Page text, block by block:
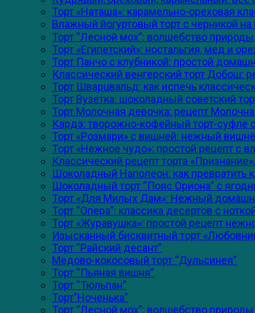
Торт «Наташа»: карамельно-ореховая
Влажный йогуртовый торт с черникой на
Торт “Лесной мох”: волшебство
Торт «Египетский»: ностальгия, мед и
Торт Панчо с клубникой: простой
Классический венгерский торт
Торт Шварцвальд: как испечь
Торт Вузетка: шоколадный советский
Торт Молочная девочка: рецепт
Кардэ: творожно-кофейный торт-суфле
Торт «Розмари» с вишней: нежный
Торт «Нежное чудо»: простой рецепт
Классический рецепт торта
Шоколадный Наполеон: как превратить
Шоколадный торт “Пояс Ориона” с
Торт «Для Милых Дам»: Нежный
Торт “Опера”: классика десертов с
Торт «Журавушка»: простой рецепт
Изысканный бисквитный торт
Торт “Райский десант”
Медово-кокосовый торт “Дульсинея”
Торт “Пьяная вишня”
Торт “Тюльпан”
Торт”Ноченька”
Торт “Лесной мох”: волшебство